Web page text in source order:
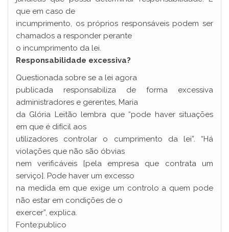
que em caso de
incumprimento, os próprios responsáveis podem ser
chamados a responder perante
o incumprimento da lei.
Responsabilidade excessiva?
Questionada sobre se a lei agora
publicada responsabiliza de forma excessiva
administradores e gerentes, Maria
da Glória Leitão lembra que “pode haver situações
em que é difícil aos
utilizadores controlar o cumprimento da lei”. “Há
violações que não são óbvias
nem verificáveis [pela empresa que contrata um
serviço]. Pode haver um excesso
na medida em que exige um controlo a quem pode
não estar em condições de o
exercer”, explica.
Fonte:publico